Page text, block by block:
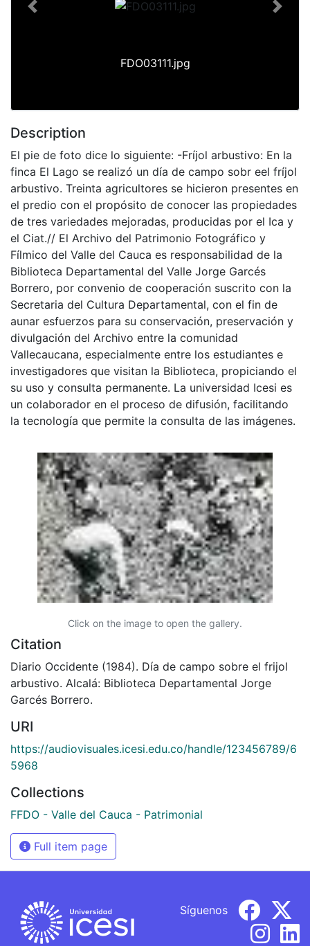
FDO03111.jpg
Previous Next
Description
El pie de foto dice lo siguiente: -Fríjol arbustivo: En la
finca El Lago se realizó un día de campo sobr eel fríjol
arbustivo. Treinta agricultores se hicieron presentes en
el predio con el propósito de conocer las propiedades
de tres variedades mejoradas, producidas por el Ica y
el Ciat.// El Archivo del Patrimonio Fotográfico y
Fílmico del Valle del Cauca es responsabilidad de la
Biblioteca Departamental del Valle Jorge Garcés
Borrero, por convenio de cooperación suscrito con la
Secretaria del Cultura Departamental, con el fin de
aunar esfuerzos para su conservación, preservación y
divulgación del Archivo entre la comunidad
Vallecaucana, especialmente entre los estudiantes e
investigadores que visitan la Biblioteca, propiciando el
su uso y consulta permanente. La universidad Icesi es
un colaborador en el proceso de difusión, facilitando
la tecnología que permite la consulta de las imágenes.
Click on the image to open the gallery.
Citation
Diario Occidente (1984). Día de campo sobre el frijol
arbustivo. Alcalá: Biblioteca Departamental Jorge
Garcés Borrero.
URI
https://audiovisuales.icesi.edu.co/handle/123456789/6
5968
Collections
FFDO - Valle del Cauca - Patrimonial
Full item page
Síguenos